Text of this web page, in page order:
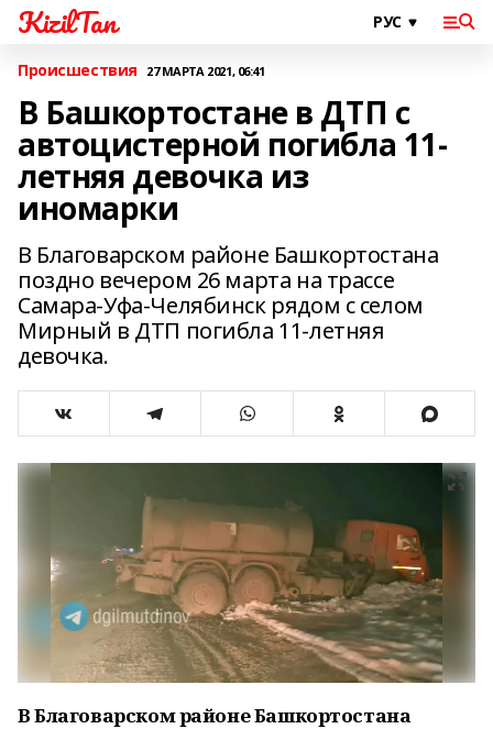
KizilTan
Происшествия 27 МАРТА 2021, 06:41
В Башкортостане в ДТП с
автоцистерной погибла 11-
летняя девочка из
иномарки
В Благоварском районе Башкортостана
поздно вечером 26 марта на трассе
Самара-Уфа-Челябинск рядом с селом
Мирный в ДТП погибла 11-летняя
девочка.
В Благоварском районе Башкортостана